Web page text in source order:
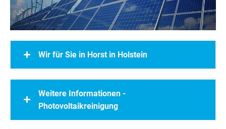
Wir für Sie in Horst in Holstein
Weitere Informationen -
Photovoltaikreinigung